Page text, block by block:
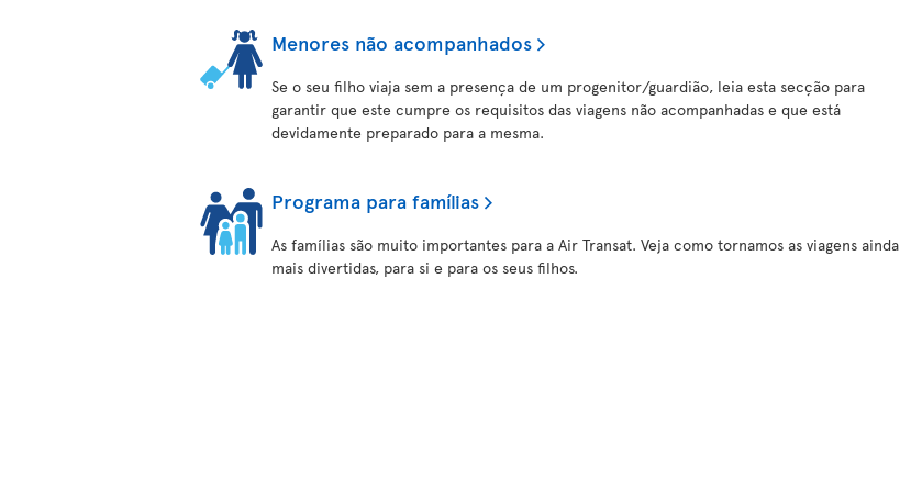
Menores não acompanhados
Se o seu filho viaja sem a presença de um progenitor/guardião, leia esta secção para
garantir que este cumpre os requisitos das viagens não acompanhadas e que está
devidamente preparado para a mesma.
Programa para famílias
As famílias são muito importantes para a Air Transat. Veja como tornamos as viagens ainda
mais divertidas, para si e para os seus filhos.